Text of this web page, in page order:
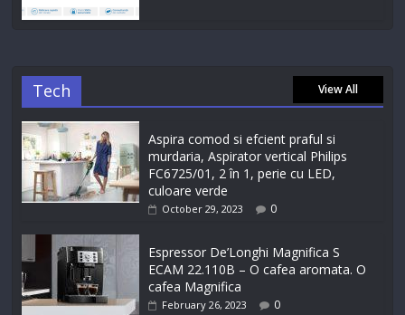
Tech View All
Aspira comod si efcient praful si
murdaria, Aspirator vertical Philips
FC6725/01, 2 în 1, perie cu LED,
culoare verde
October 29, 2023 0
Espressor De’Longhi Magnifica S
ECAM 22.110B – O cafea aromata. O
cafea Magnifica
February 26, 2023 0